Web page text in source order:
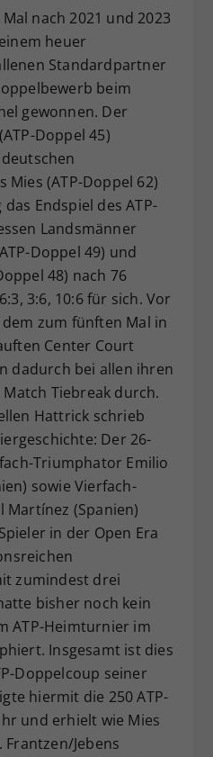
nach 2021 und 2023
heuer
Standardpartner
beim
gewonnen. Der
Doppel 45)
(ATP-Doppel 62)
Endspiel des ATP-
Landsmänner
Doppel 49) und
48) nach 76
3:6, 10:6 für sich. Vor
zum fünften Mal in
Center Court
dadurch bei allen ihren
Tiebreak durch.
Hattrick schrieb
Der 26-
Triumphator Emilio
sowie Vierfach-
Martínez (Spanien)
in der Open Era
zumindest drei
bisher noch kein
ATP-Heimturnier im
Insgesamt ist dies
Doppelcoup seiner
hiermit die 250 ATP-
und erhielt wie Mies
Frantzen/Jebens
speichert Ihre Consent-
Unter anderem eine
ID, für die
Speicherung Ihrer
Einstellungen, falls der
dies eingestellt